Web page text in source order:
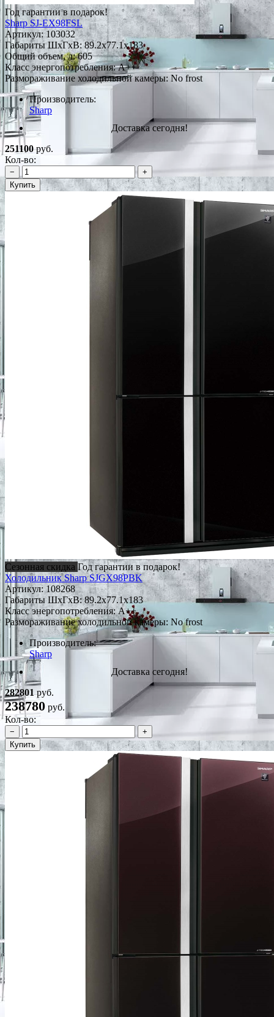
Год гарантии в подарок!
Sharp SJ-EX98FSL
Артикул:103032
Габариты ШxГxВ: 89.2x77.1x183
Общий объем, л: 605
Класс энергопотребления: A++
Размораживание холодильной камеры: No frost
Производитель:
Sharp
Доставка сегодня!
251100руб.
Кол-во:
−
+
Купить
Сезонная скидка Год гарантии в подарок!
Холодильник Sharp SJGX98PBK
Артикул:108268
Габариты ШxГxВ: 89.2x77.1x183
Класс энергопотребления: A++
Размораживание холодильной камеры: No frost
Производитель:
Sharp
Доставка сегодня!
282801 руб.
238780 руб.
Кол-во:
−
+
Купить